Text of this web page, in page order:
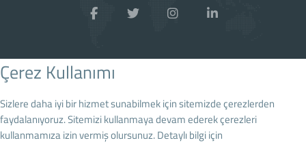
Çerez Kullanımı
Sizlere daha iyi bir hizmet sunabilmek için sitemizde çerezlerden
faydalanıyoruz. Sitemizi kullanmaya devam ederek çerezleri
kullanmamıza izin vermiş olursunuz. Detaylı bilgi için